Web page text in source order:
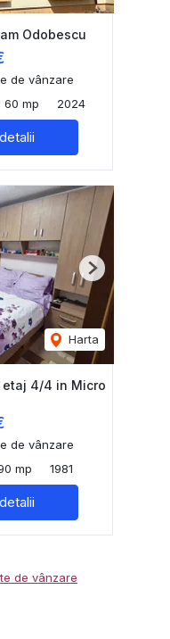
Odobescu
de vânzare
60 mp 2024
Harta
Next
etaj 4/4 in Micro
de vânzare
mp 1981
de vânzare